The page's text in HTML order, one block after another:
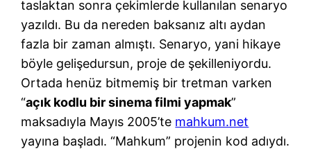
taslaktan sonra çekimlerde kullanılan senaryo
yazıldı. Bu da nereden baksanız altı aydan
fazla bir zaman almıştı. Senaryo, yani hikaye
böyle gelişedursun, proje de şekilleniyordu.
Ortada henüz bitmemiş bir tretman varken
“açık kodlu bir sinema filmi yapmak”
maksadıyla Mayıs 2005’te mahkum.net
yayına başladı. “Mahkum” projenin kod adıydı.